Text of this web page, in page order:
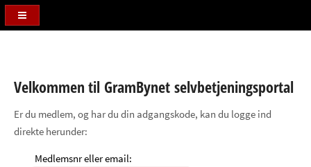
Velkommen til GramBynet selvbetjeningsportal
Er du medlem, og har du din adgangskode, kan du logge ind
direkte herunder:
Medlemsnr eller email: